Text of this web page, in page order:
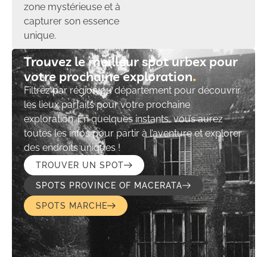
zone mystérieuse et à
capturer son essence
unique.
Trouvez le meilleur spot urbex pour
votre prochaine exploration​
Filtrez par région ou département pour découvrir
les lieux parfaits pour votre prochaine
exploration. En quelques instants, vous aurez
toutes les infos pour partir à l’aventure et explorer
des endroits uniques !
TROUVER UN SPOT
SPOTS PROVINCE OF MACERATA
SPOTS MARCHE